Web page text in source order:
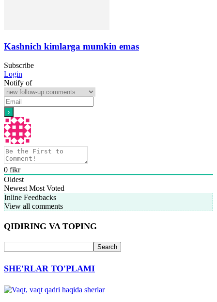
Kashnich kimlarga mumkin emas
Subscribe
Login
Notify of
0 fikr
Oldest
Newest Most Voted
Inline Feedbacks
View all comments
QIDIRING VA TOPING
SHE'RLAR TO'PLAMI